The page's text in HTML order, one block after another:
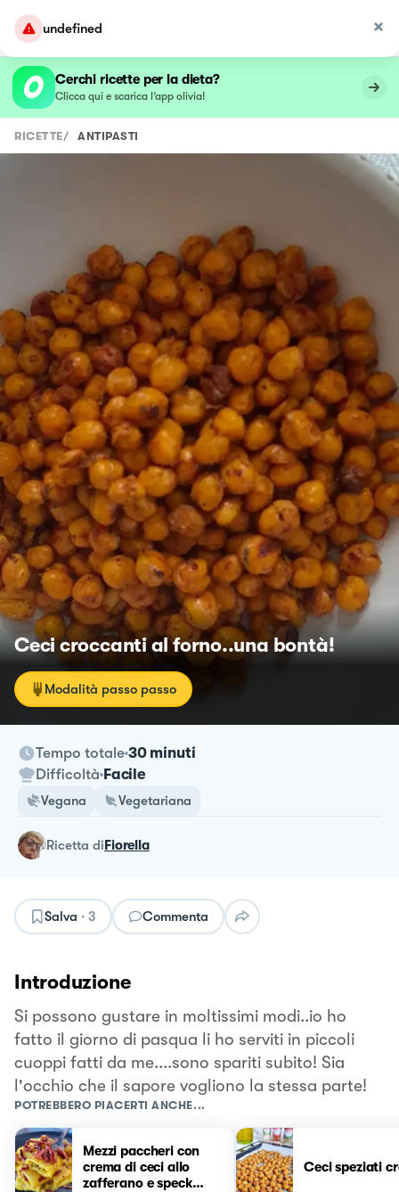
undefined
Cerchi ricette per la dieta?
Clicca qui e scarica l’app olivia!
RICETTE/ ANTIPASTI
Ceci croccanti al forno..una bontà!
Modalità passo passo
Tempo totale 30 minuti
Difficoltà Facile
Vegana Vegetariana
ricetta diFiorella
Salva · 3 Commenta
Introduzione
Si possono gustare in moltissimi modi..io ho
fatto il giorno di pasqua li ho serviti in piccoli
cuoppi fatti da me....sono spariti subito! Sia
l'occhio che il sapore vogliono la stessa parte!
POTREBBERO PIACERTI ANCHE...
Mezzi paccheri con
crema di ceci allo
zafferano e speck
Ceci speziati